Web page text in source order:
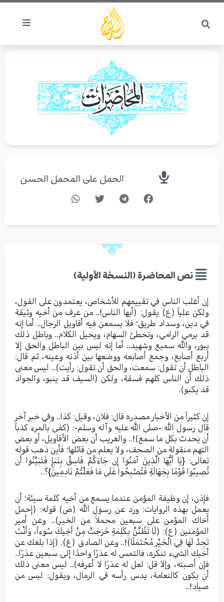
تخطي
المحتوى
الحمل على المحمل الحسن
نص المحاضرة (النسخة الأولية)
إن أغلب الناس في تقييمهم للأشخاص، يعتمدون على القول،
ولكن علياً (ع) يقول: (أيها الناس!.. من عرف من أخيه وثيقة
في دين، وسداد طريق؛ فلا يسمعن فيه أقاويل الرجال.. أما إنه
قد يرمي الرامي، وتخطئ السهام، ويحيل الكلام.. وباطل ذلك
يبور، والله سميع وشهيد.. أما إنه ليس بين الباطل والحق إلا
أربع أصابع، وجمع أصابعه ووضعها بين أذنه وعينه، ثم قال:
الباطل أن تقول: سمعت، والحق أن تقول: رأيت).. ليس معنى
ذلك أن الناس كلهم فسقة، ولكن (السيف قد ينبو، والجواد
قد يكبو).
إن كثيراً من الأخبار مصدره قال: فلان، وقيل: كذا.. وفي خبر آخر
قال رسول الله -صلى الله عليه وآله وسلم-: (كفى بالمرء كذباً
أن يحدث بكل ما سمع)!.. والغريب أن بعض الأقاويل، أو بعض
التهم منقولة من الصحف، ولا يعلم من قائلها؛ فأين ذهب قوله
تعالى: {يَا أَيُّهَا الَّذِينَ آمَنُوا إِن جَاءَكُمْ فَاسِقٌ بِنَبَإٍ فَتَبَيَّنُوا أَن
تُصِيبُوا قَوْمًا بِجَهَالَةٍ فَتُصْبِحُوا عَلَى مَا فَعَلْتُمْ نَادِمِينَ}؟..
فإذن، إن وظيفة المؤمن عندما يسمع من أخيه كلمة سيئة؛ أن
يعمل بهذه الروايات: ورد عن رسول الله (ص) قوله: (إحمل
أخاك المؤمن على سبعين محملاً من الخير).. وعن أمير
المؤمنين (ع): (لَا تَظُنَّنَّ بِكَلِمَةٍ خَرَجَتْ مِنْ أَخِيكَ سُوءاً، وَأَنْتَ
تَجِدُ لَهَا فِي الْخَيْرِ مُحْتَمَلًا)!.. وعن الصادق (ع): (إذا بلغك عن
أخيك الشيء تنكره، فالتمس له عذرًا واحدًا إلى سبعين عذرًا..
فإن أصبته، وإلا قل: لعل له عذرًا لا أعرفه).. ليس معنى ذلك
أن يكون كالنعامة، يدس رأسه في الرمال، ويقول: ليس من
صياد!..